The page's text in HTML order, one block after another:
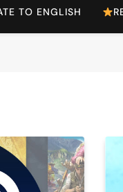
TO ENGLISH